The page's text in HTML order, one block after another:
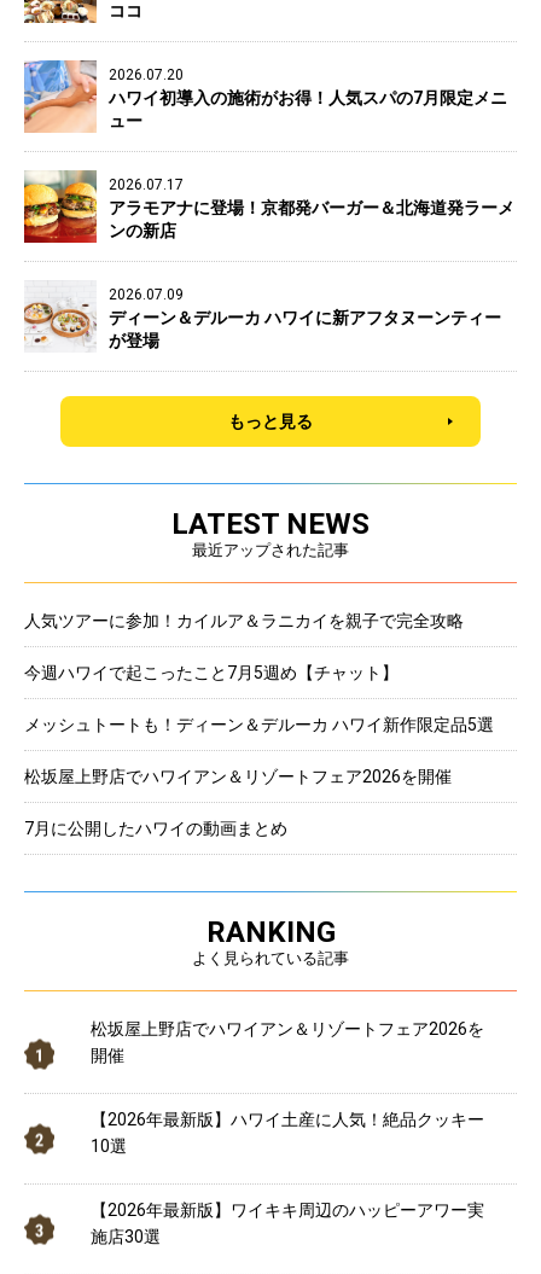
ココ
2026.07.20
ハワイ初導入の施術がお得！人気スパの7月限定メニ
ュー
2026.07.17
アラモアナに登場！京都発バーガー＆北海道発ラーメ
ンの新店
2026.07.09
ディーン＆デルーカ ハワイに新アフタヌーンティー
が登場
もっと見る
LATEST NEWS
最近アップされた記事
人気ツアーに参加！カイルア＆ラニカイを親子で完全攻略
今週ハワイで起こったこと7月5週め【チャット】
メッシュトートも！ディーン＆デルーカ ハワイ新作限定品5選
松坂屋上野店でハワイアン＆リゾートフェア2026を開催
7月に公開したハワイの動画まとめ
RANKING
よく見られている記事
松坂屋上野店でハワイアン＆リゾートフェア2026を
開催
【2026年最新版】ハワイ土産に人気！絶品クッキー
10選
【2026年最新版】ワイキキ周辺のハッピーアワー実
施店30選